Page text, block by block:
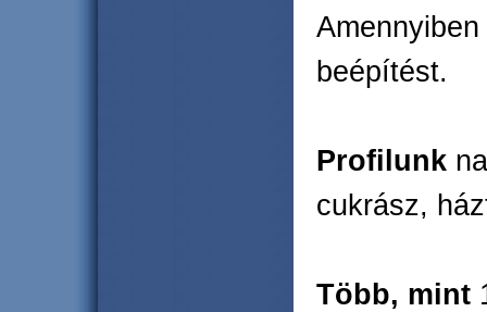
beépítést.
Profilunk
cukrász,
Több, mint